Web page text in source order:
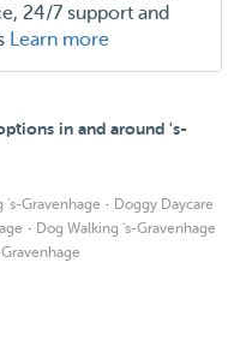
24/7 support and
Learn more
in and around 's-
's-Gravenhage · Doggy Daycare
· Dog Walking 's-Gravenhage